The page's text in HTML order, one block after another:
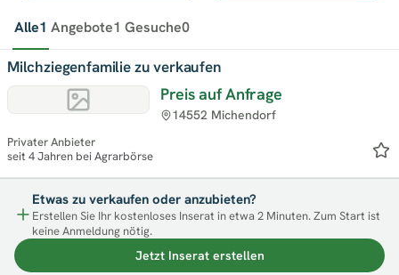
Alle1 Angebote1 Gesuche0
Milchziegenfamilie zu verkaufen
Preis auf Anfrage
14552 Michendorf
Privater Anbieter
seit 4 Jahren bei Agrarbörse
Etwas zu verkaufen oder anzubieten?
Erstellen Sie Ihr kostenloses Inserat in etwa 2 Minuten. Zum Start ist
keine Anmeldung nötig.
Jetzt Inserat erstellen